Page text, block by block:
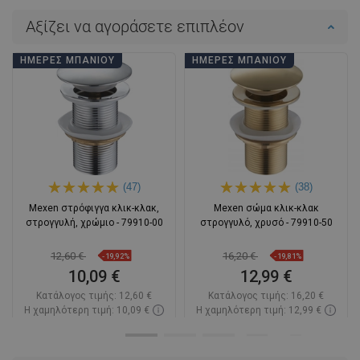
Αξίζει να αγοράσετε επιπλέον
ΗΜΈΡΕΣ ΜΠΆΝΙΟΥ
(47)
Mexen στρόφιγγα κλικ-κλακ,
στρογγυλή, χρώμιο - 79910-00
12,60 € -19,92%
10,09 €
Κατάλογος τιμής: 12,60 €
Η χαμηλότερη τιμή: 10,09 €
ΗΜΈΡΕΣ ΜΠΆΝΙΟΥ
(38)
Mexen σώμα κλικ-κλακ
στρογγυλό, χρυσό - 79910-50
16,20 € -19,81%
12,99 €
Κατάλογος τιμής: 16,20 €
Η χαμηλότερη τιμή: 12,99 €